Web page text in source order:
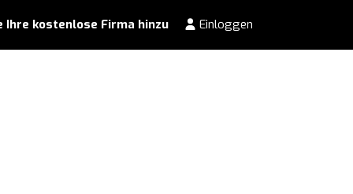
Ihre kostenlose Firma hinzu Einloggen